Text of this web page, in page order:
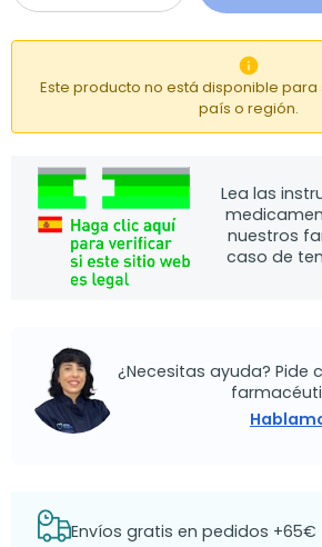

Este producto no está disponible
país o región.
Lea las
nuestros
caso de
¿Necesitas ayuda? Pide
Envíos gratis en pedidos +65€